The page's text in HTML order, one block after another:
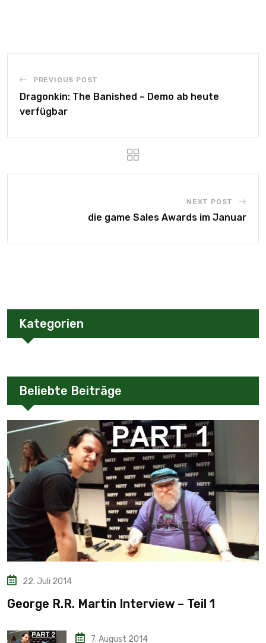
PREVIOUS POST
Dragonkin: The Banished – Demo ab heute
verfügbar
NEXT POST
die game Sales Awards im Januar
Kategorien
Beliebte Beiträge
22. Juli 2014
George R.R. Martin Interview – Teil 1
7. August 2014